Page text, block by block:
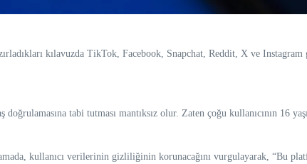
kılavuzda TikTok, Facebook, Snapchat, Reddit, X ve
tabi tutması mantıksız olur. Zaten çoğu kullanıcının 16
kullanıcı verilerinin gizliliğinin korunacağını vurgulayarak, “Bu